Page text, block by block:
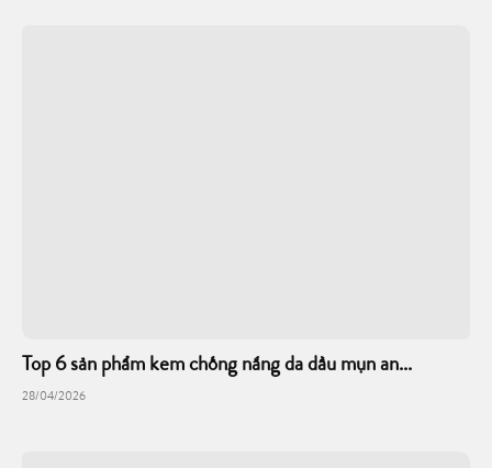
Top 6 sản phẩm kem chống nắng da dầu mụn an...
28/04/2026